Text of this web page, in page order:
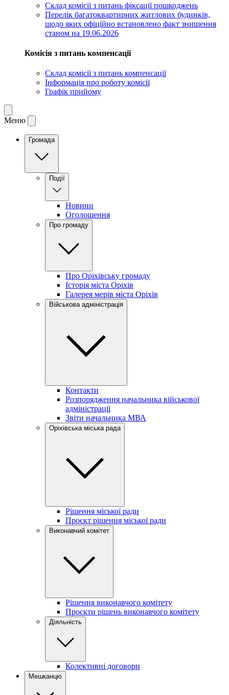
Склад комісії з питань фіксації пошкоджень
Перелік багатоквартирних житлових будинків,
щодо яких офіційно встановлено факт знищення
станом на 19.06.2026
Комісія з питань компенсації
Склад комісії з питань компенсації
Інформація про роботу комісії
Графік прийому
Меню
Громада
Події
Новини
Оголошення
Про громаду
Про Оріхівську громаду
Історія міста Оріхів
Галерея мерів міста Оріхів
Військова адміністрація
Контакти
Розпорядження начальника військової
адміністрації
Звіти начальника МВА
Оріхівська міська рада
Рішення міської ради
Проєкт рішення міської ради
Виконавчий комітет
Рішення виконавчого комітету
Проєкти рішень виконавчого комітету
Діяльність
Колективні договори
Мешканцю